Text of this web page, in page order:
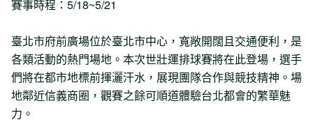
賽事時程：5/18~5/21
臺北市府前廣場位於臺北市中心，寬敞開闊且交通便利，是
各類活動的熱門場地。本次世壯運排球賽將在此登場，選手
們將在都市地標前揮灑汗水，展現團隊合作與競技精神。場
地鄰近信義商圈，觀賽之餘可順道體驗台北都會的繁華魅
力。